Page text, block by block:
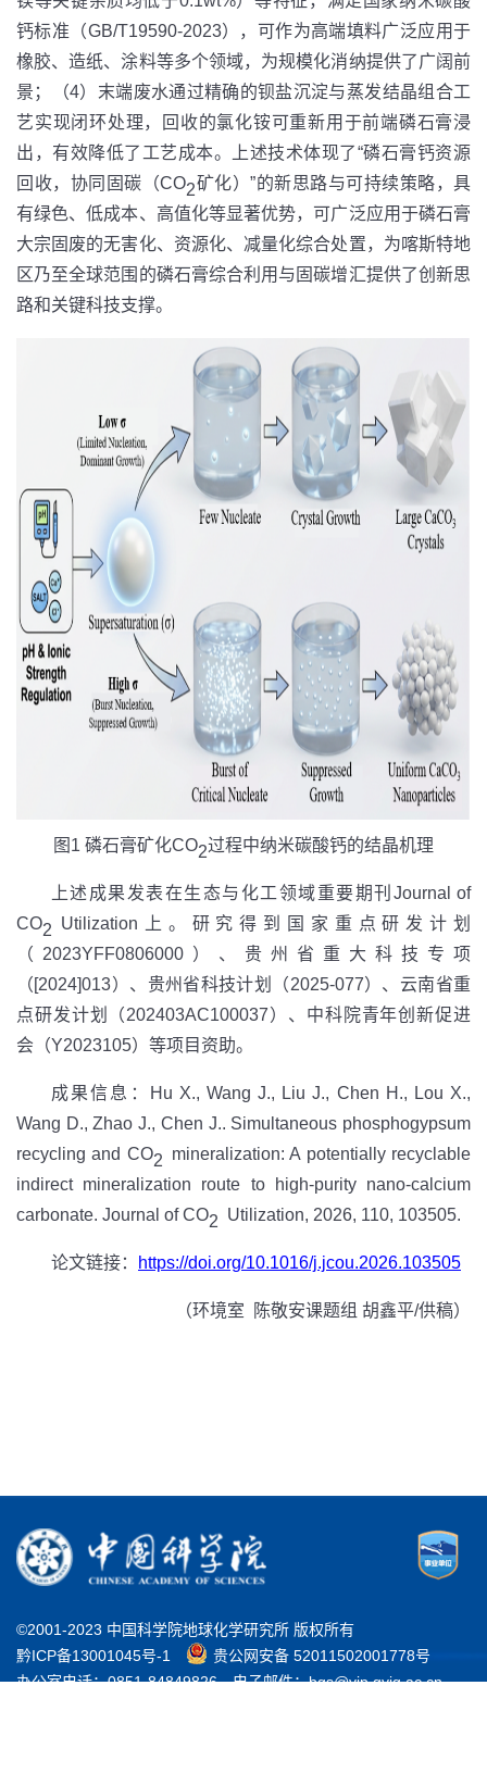
钙标准（GB/T19590-2023），可作为高端填料广泛应用于
橡胶、造纸、涂料等多个领域，为规模化消纳提供了广阔前
景；（4）末端废水通过精确的钡盐沉淀与蒸发结晶组合工
艺实现闭环处理，回收的氯化铵可重新用于前端磷石膏浸
出，有效降低了工艺成本。上述技术体现了“磷石膏钙资源
回收，协同固碳（CO2矿化）”的新思路与可持续策略，具
有绿色、低成本、高值化等显著优势，可广泛应用于磷石膏
大宗固废的无害化、资源化、减量化综合处置，为喀斯特地
区乃至全球范围的磷石膏综合利用与固碳增汇提供了创新思
路和关键科技支撑。
图 1 磷石膏矿化CO2过程中纳米碳酸钙的结晶机理
上述成果发表在生态与化工领域重要期刊Journal of
CO2 Utilization上。研究得到国家重点研发计划
（2023YFF0806000）、贵州省重大科技专项
（[2024]013）、贵州省科技计划（2025-077）、云南省重
点研发计划（202403AC100037）、中科院青年创新促进
会（Y2023105）等项目资助。
成果信息：Hu X., Wang J., Liu J., Chen H., Lou X.,
Wang D., Zhao J., Chen J.. Simultaneous phosphogypsum
recycling and CO2 mineralization: A potentially recyclable
indirect mineralization route to high-purity nano-calcium
carbonate. Journal of CO2 Utilization, 2026, 110, 103505.
论文链接： https://doi.org/10.1016/j.jcou.2026.103505
（环境室 陈敬安课题组 胡鑫平/供稿）
©2001-2023 中国科学院地球化学研究所 版权所有
黔ICP备13001045号-1
贵公网安备 52011502001778号
办公室电话：0851-84849826
电子邮件：bgs@vip.gyig.ac.cn